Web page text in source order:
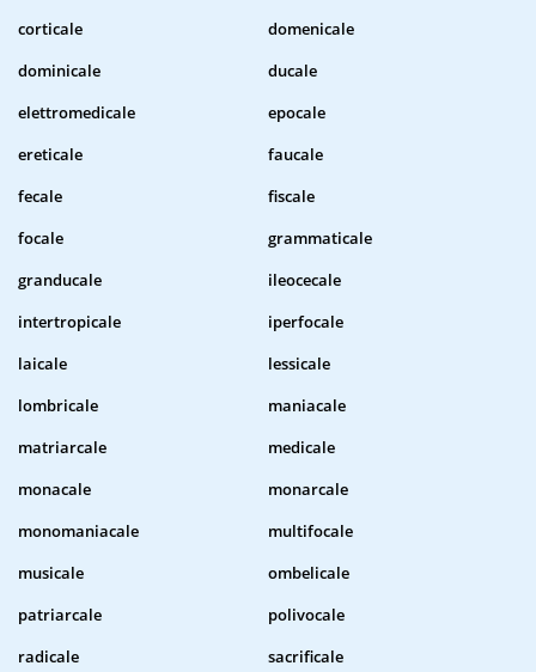
corticale
domenicale
dominicale
ducale
elettromedicale
epocale
ereticale
faucale
fecale
fiscale
focale
grammaticale
granducale
ileocecale
intertropicale
iperfocale
laicale
lessicale
lombricale
maniacale
matriarcale
medicale
monacale
monarcale
monomaniacale
multifocale
musicale
ombelicale
patriarcale
polivocale
radicale
sacrificale